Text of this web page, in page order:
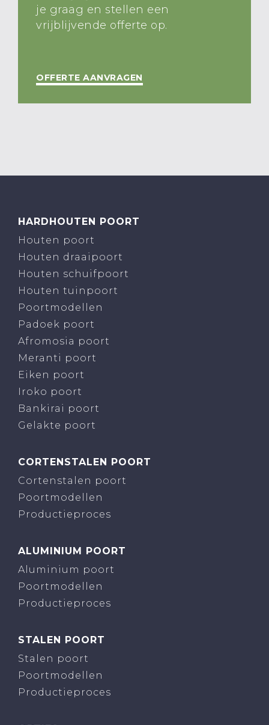
je graag en stellen een
vrijblijvende offerte op.
OFFERTE AANVRAGEN
HARDHOUTEN POORT
Houten poort
Houten draaipoort
Houten schuifpoort
Houten tuinpoort
Poortmodellen
Padoek poort
Afromosia poort
Meranti poort
Eiken poort
Iroko poort
Bankirai poort
Gelakte poort
CORTENSTALEN POORT
Cortenstalen poort
Poortmodellen
Productieproces
ALUMINIUM POORT
Aluminium poort
Poortmodellen
Productieproces
STALEN POORT
Stalen poort
Poortmodellen
Productieproces